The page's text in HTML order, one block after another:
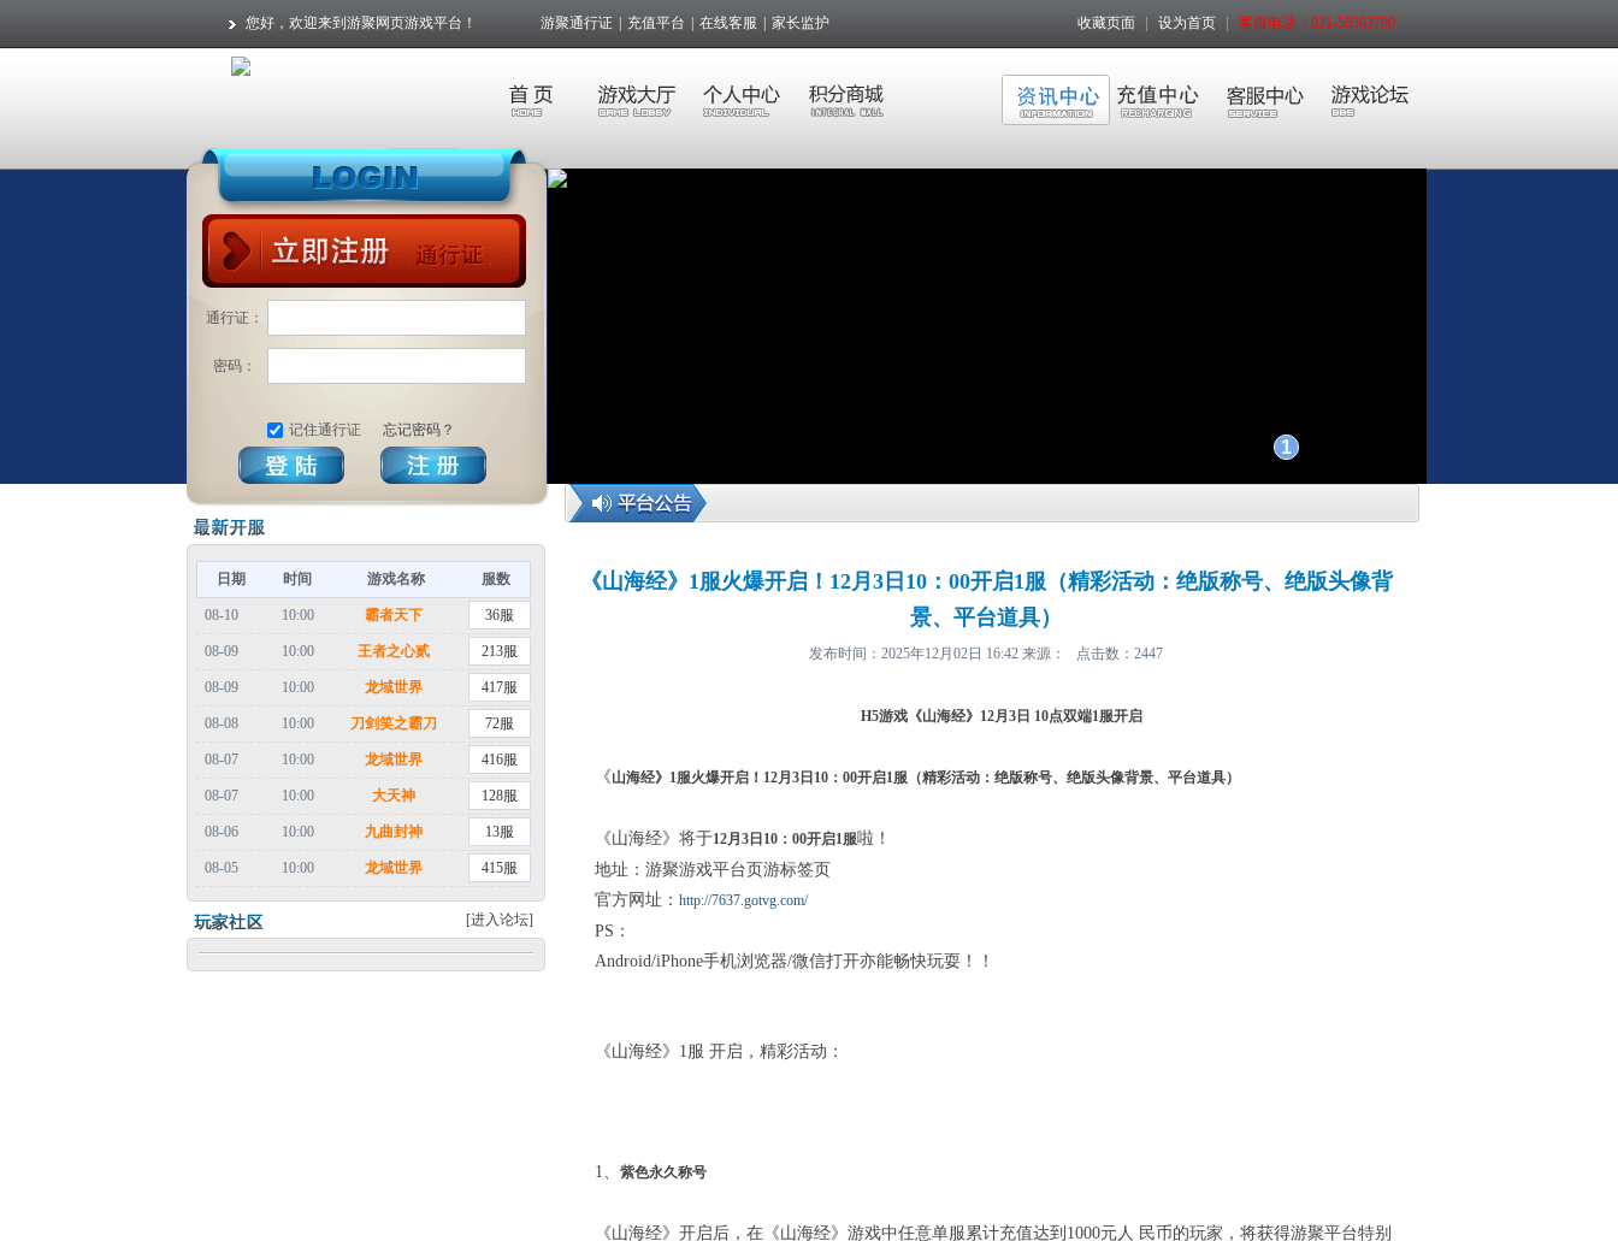
您好，欢迎来到游聚网页游戏平台！ 游聚通行证 充值平台 在线客服 家长监护 收藏页面 设为首页 客服电话：021-50563790
通行证：
密码：
记住通行证 忘记密码？
日期 时间 游戏名称 服数
08-10 10:00 霸者天下 36服
08-09 10:00 王者之心贰 213服
08-09 10:00 龙域世界 417服
08-08 10:00 刀剑笑之霸刀 72服
08-07 10:00 龙域世界 416服
08-07 10:00 大天神 128服
08-06 10:00 九曲封神 13服
08-05 10:00 龙域世界 415服
[进入论坛]
1
《山海经》1服火爆开启！12月3日10：00开启1服（精彩活动：绝版称号、绝版头像背
景、平台道具）
发布时间：2025年12月02日 16:42 来源： 点击数： 2447
H5游戏《山海经》 12月 3日 10点双端1服开启
《山海经》 1服火爆开启！ 12月 3 日 10 ： 00开启1服（精彩活动：绝版称号、绝版头像背景、平台道具）
《山海经》将于12月 3 日 10 ： 00开启1服啦！
地址：游聚游戏平台页游标签页
官方网址： http://7637.gotvg.com/
PS：
Android/iPhone手机浏览器/微信打开亦能畅快玩耍！！
《山海经》1服 开启，精彩活动：
1、 紫色永久称号
《山海经》开启后，在《山海经》游戏中任意单服累计充值达到1000元人 民币的玩家，将获得游聚平台特别